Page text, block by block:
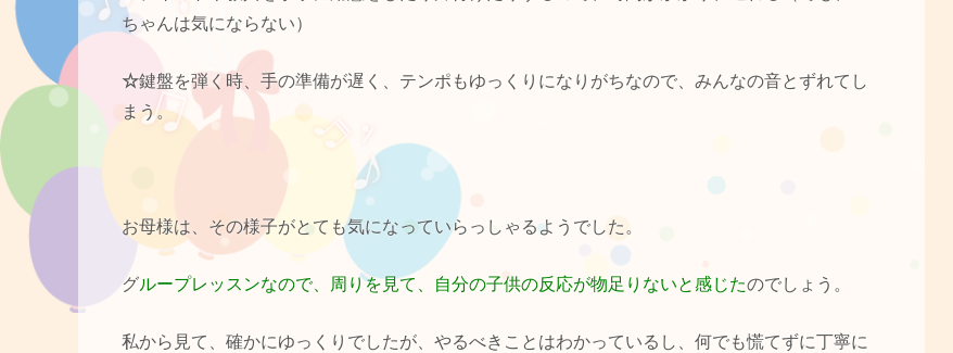
ちゃんは気にならない）
☆鍵盤を弾く時、手の準備が遅く、テンポもゆっくりになりがちなので、みんなの音とずれてし
まう。
お母様は、その様子がとても気になっていらっしゃるようでした。
グループレッスンなので、周りを見て、自分の子供の反応が物足りないと感じたのでしょう。
私から見て、確かにゆっくりでしたが、やるべきことはわかっているし、何でも慌てずに丁寧に